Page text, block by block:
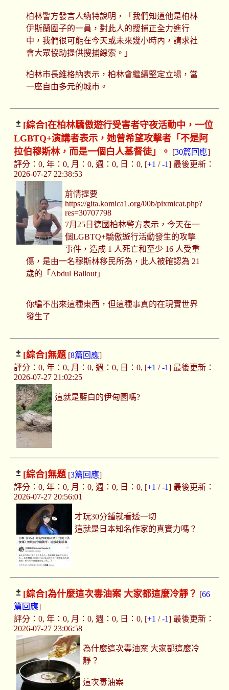
柏林警方發言人納特說明，「我們知道他是柏林
伊斯蘭圈子的一員，對此人的搜捕正全力進行
中，我們很可能在今天或未來幾小時內，請求社
會大眾協助提供搜捕線索。」
柏林市長維格納表示，柏林會繼續堅定立場，當
一座自由多元的城市。
[綜合]在柏林驕傲遊行受害者守夜活動中，一位
LGBTQ+演講者表示，她曾希望攻擊者「不是阿
拉伯穆斯林，而是一個白人基督徒」。 [30篇回應]
評分：0, 年：0, 月：0, 週：0, 日：0, [+1 /-1] 最後更新：
2026-07-27 22:38:53
前情提要
https://gita.komica1.org/00b/pixmicat.php?
res=30707798
7月25日德國柏林警方表示，今天在一
個LGBTQ+驕傲遊行活動發生的攻擊
事件，造成 1 人死亡和至少 16 人受重
傷，是由一名穆斯林移民所為，此人被確認為 21
歲的「Abdul Ballout」
你編不出來這種東西，但這種事真的在現實世界
發生了
[綜合]無題[8篇回應]
評分：0, 年：0, 月：0, 週：0, 日：0, [+1 /-1] 最後更新：
2026-07-27 21:02:25
這就是藍白的伊甸園嗎?
[綜合]無題[3篇回應]
評分：0, 年：0, 月：0, 週：0, 日：0, [+1 /-1] 最後更新：
2026-07-27 20:56:01
才玩30分鍾就看透一切
這就是日本知名作家的真實力嗎？
[綜合]為什麼這次毒油案 大家都這麼冷靜？ [66
篇回應]
評分：0, 年：0, 月：0, 週：0, 日：0, [+1 /-1] 最後更新：
2026-07-27 23:06:58
為什麼這次毒油案 大家都這麼冷
靜？
這次毒油案